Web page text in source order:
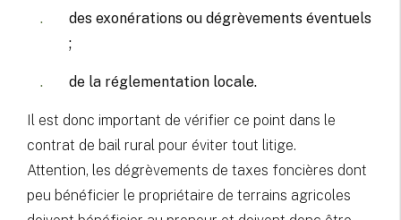
des exonérations ou dégrèvements éventuels
;
de la réglementation locale.
Il est donc important de vérifier ce point dans le
contrat de bail rural pour éviter tout litige.
Attention, les dégrèvements de taxes foncières dont
peu bénéficier le propriétaire de terrains agricoles